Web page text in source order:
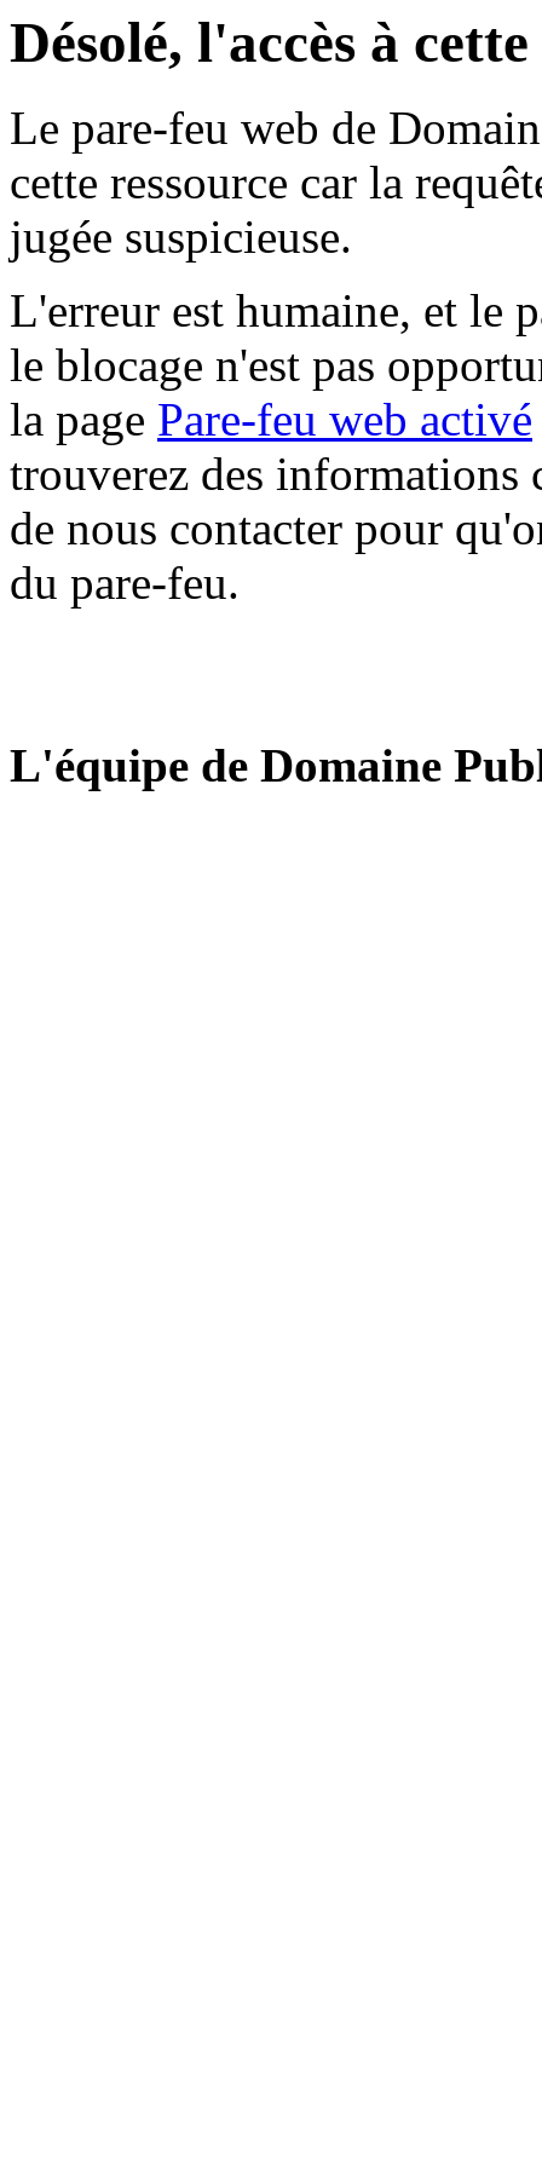
Désolé, l'accès à
Le pare-feu web de
cette ressource car la
jugée suspicieuse.
L'erreur est humaine, et le
le blocage n'est pas
la page Pare-feu web activé
trouverez des informations
de nous contacter pour
du pare-feu.
L'équipe de Domaine